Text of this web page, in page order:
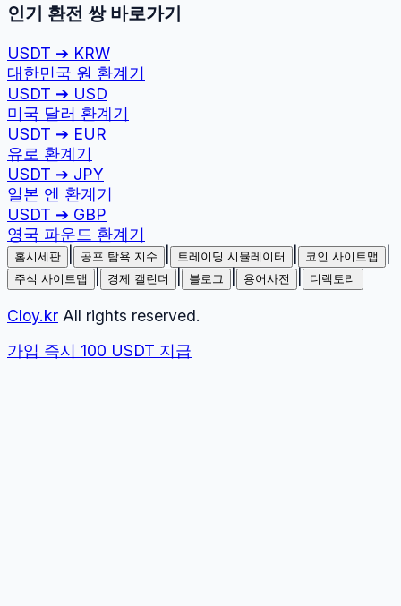
인기 환전 쌍 바로가기
USDT ➔ KRW
대한민국 원 환계기
USDT ➔ USD
미국 달러 환계기
USDT ➔ EUR
유로 환계기
USDT ➔ JPY
일본 엔 환계기
USDT ➔ GBP
영국 파운드 환계기
홈시세판 공포 탐욕 지수 트레이딩 시뮬레이터 코인 사이트맵
주식 사이트맵 경제 캘린더 블로그 용어사전 디렉토리
Cloy.kr All rights reserved.
가입 즉시 100 USDT 지급